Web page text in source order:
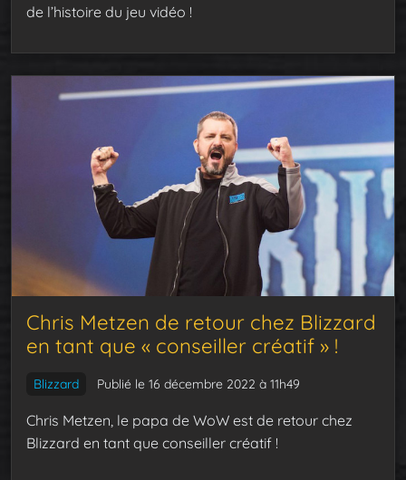
de l’histoire du jeu vidéo !
Chris Metzen de retour chez Blizzard
en tant que « conseiller créatif » !
Blizzard Publié le 16 décembre 2022 à 11h49
Chris Metzen, le papa de WoW est de retour chez
Blizzard en tant que conseiller créatif !